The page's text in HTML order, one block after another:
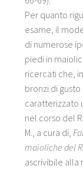
Per quanto
esame, il
di numerose
piedi in
ricercati che,
bronzi di
caratterizzato
nel corso del
M., a cura di,
maioliche del
ascrivibile alla